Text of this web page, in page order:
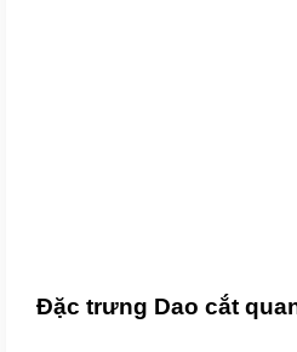
Đặc trưng Dao cắt